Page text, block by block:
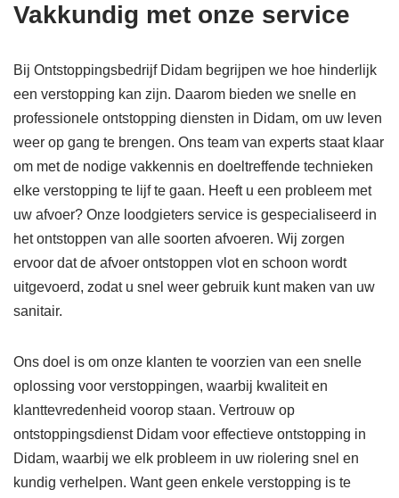
Vakkundig met onze service
Bij Ontstoppingsbedrijf Didam begrijpen we hoe hinderlijk
een verstopping kan zijn. Daarom bieden we snelle en
professionele ontstopping diensten in Didam, om uw leven
weer op gang te brengen. Ons team van experts staat klaar
om met de nodige vakkennis en doeltreffende technieken
elke verstopping te lijf te gaan. Heeft u een probleem met
uw afvoer? Onze loodgieters service is gespecialiseerd in
het ontstoppen van alle soorten afvoeren. Wij zorgen
ervoor dat de afvoer ontstoppen vlot en schoon wordt
uitgevoerd, zodat u snel weer gebruik kunt maken van uw
sanitair.
Ons doel is om onze klanten te voorzien van een snelle
oplossing voor verstoppingen, waarbij kwaliteit en
klanttevredenheid voorop staan. Vertrouw op
ontstoppingsdienst Didam voor effectieve ontstopping in
Didam, waarbij we elk probleem in uw riolering snel en
kundig verhelpen. Want geen enkele verstopping is te